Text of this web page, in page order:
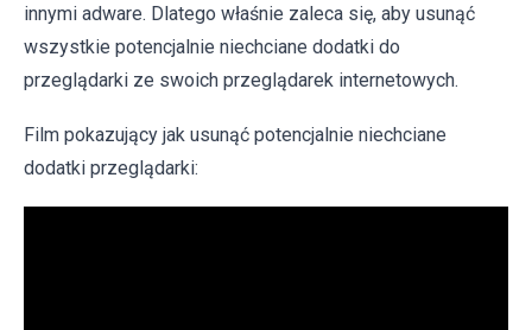
innymi adware. Dlatego właśnie zaleca się, aby usunąć
wszystkie potencjalnie niechciane dodatki do
przeglądarki ze swoich przeglądarek internetowych.
Film pokazujący jak usunąć potencjalnie niechciane
dodatki przeglądarki: